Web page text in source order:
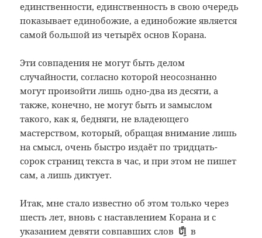
единственности, единственность в свою очередь
показывает единобожие, а единобожие является
самой большой из четырёх основ Корана.
Эти совпадения не могут быть делом
случайности, согласно которой неосознанно
могут произойти лишь одно-два из десяти, а
также, конечно, не могут быть и замыслом
такого, как я, бедняги, не владеющего
мастерством, который, обращая внимание лишь
на смысл, очень быстро издаёт по тридцать-
сорок страниц текста в час, и при этом не пишет
сам, а лишь диктует.
Итак, мне стало известно об этом только через
шесть лет, вновь с наставлением Корана и с
указанием девяти совпавших слов
اِنَّاв